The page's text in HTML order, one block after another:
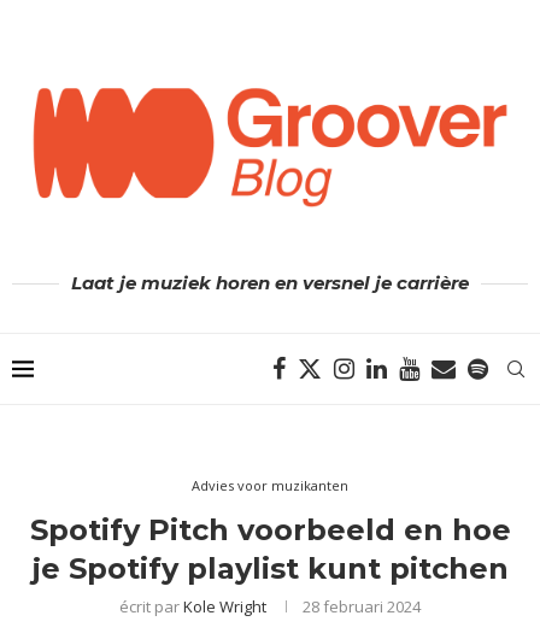
Laat je muziek horen en versnel je carrière
Advies voor muzikanten
Spotify Pitch voorbeeld en hoe
je Spotify playlist kunt pitchen
écrit parKole Wright 28 februari 2024